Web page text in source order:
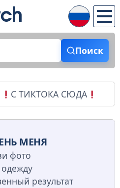
Поиск
С ТИКТОКА СЮДА
МЕНЯ
фото
результат